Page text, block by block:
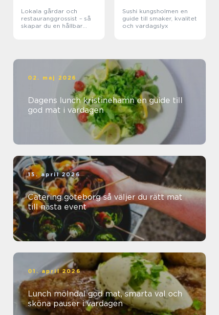
Lokala gårdar och
restauranggrossist – så
skapar du en hållbar
Sushi kungsholmen en
guide till smaker, kvalitet
och vardagslyx
02. maj 2026
Dagens lunch kristinehamn en guide till
god mat i vardagen
15. april 2026
Catering göteborg så väljer du rätt mat
till nästa event
01. april 2026
Lunch mölndal god mat, smarta val och
sköna pauser i vardagen